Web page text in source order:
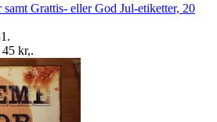
samt Grattis- eller God Jul-etiketter, 20
.
45 kr,.